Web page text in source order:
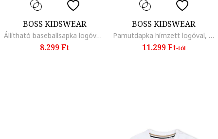
BOSS KIDSWEAR
Állítható baseballsapka logóval, Tengerészkék
8.299 Ft
BOSS KIDSWEAR
Pamutdapka hímzett logóval, Homokbarna
11.299 Ft-tól